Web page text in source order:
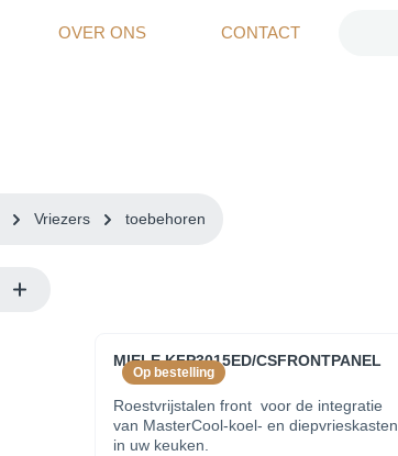
OVER ONS CONTACT
Vriezers toebehoren
Op bestelling
MIELE KFP3015ED/CSFRONTPANEL
Roestvrijstalen front voor de integratie
van MasterCool-koel- en diepvrieskasten
in uw keuken.